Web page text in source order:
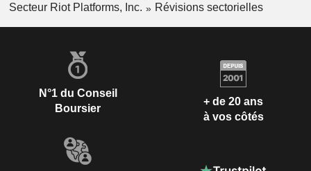
Secteur Riot Platforms, Inc.
Révisions sectorielles
N°1 du Conseil
Boursier
+ de 20 ans
à vos côtés